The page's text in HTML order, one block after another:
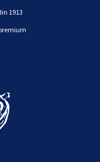
1913